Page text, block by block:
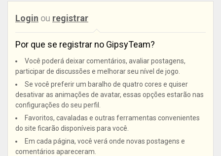
Login ou registrar
Por que se registrar no GipsyTeam?
Você poderá deixar comentários, avaliar postagens,
participar de discussões e melhorar seu nível de jogo.
Se você preferir um baralho de quatro cores e quiser
desativar as animações de avatar, essas opções estarão nas
configurações do seu perfil.
Favoritos, cavaladas e outras ferramentas convenientes
do site ficarão disponíveis para você.
Em cada página, você verá onde novas postagens e
comentários apareceram.